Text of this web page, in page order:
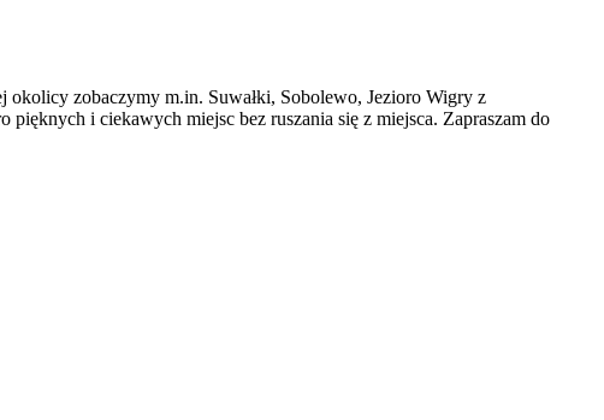
okolicy zobaczymy m.in. Suwałki, Sobolewo, Jezioro Wigry z
i ciekawych miejsc bez ruszania się z miejsca. Zapraszam do